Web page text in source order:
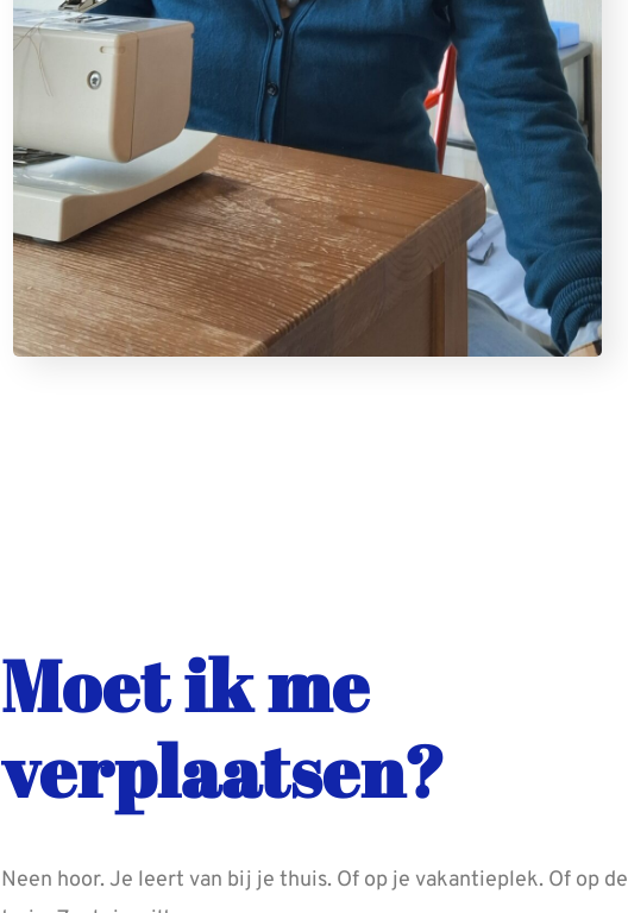
Moet ik me
verplaatsen?
Neen hoor. Je leert van bij je thuis. Of op je vakantieplek. Of op de